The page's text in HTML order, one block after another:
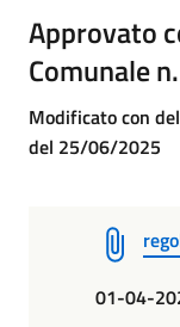
Approvato
Comunale
Modificato con
del 25/06/2025
01-04-